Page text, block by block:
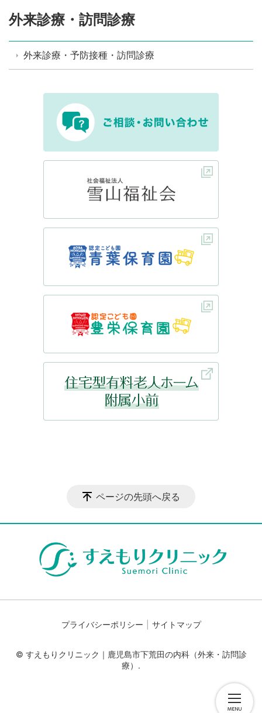
外来診療・訪問診療
外来診療・予防接種・訪問診療
ページの先頭へ戻る
プライバシーポリシー サイトマップ
© すえもりクリニック｜鹿児島市下荒田の内科（外来・訪問診
療）.